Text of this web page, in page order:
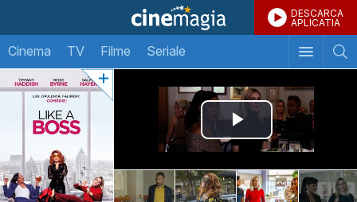
DESCARCA
APLICATIA
Cinema TV Filme Seriale